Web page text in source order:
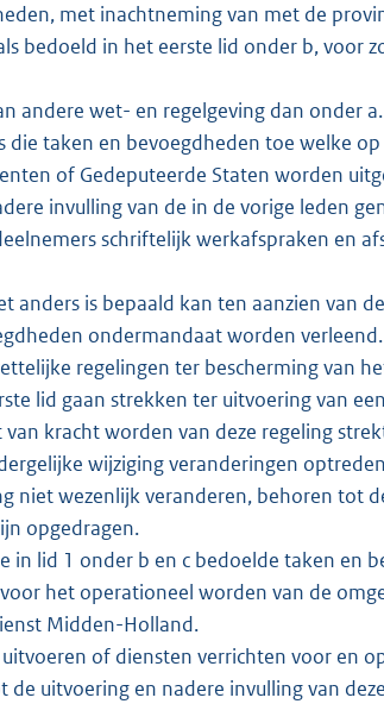
met inachtneming van met de
bedoeld in het eerste lid onder b, voor
andere wet- en regelgeving dan onder
taken en bevoegdheden toe welke
of Gedeputeerde Staten worden
invulling van de in de vorige leden
schriftelijk werkafspraken en
anders is bepaald kan ten aanzien van
ondermandaat worden verleend.
regelingen ter bescherming van
lid gaan strekken ter uitvoering van
kracht worden van deze regeling
wijziging veranderingen
niet wezenlijk veranderen, behoren tot
opgedragen.
lid 1 onder b en c bedoelde taken en
het operationeel worden van de
Midden-Holland.
of diensten verrichten voor en
uitvoering en nadere invulling van